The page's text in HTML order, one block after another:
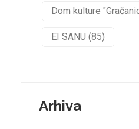
Dom kulture
EI SANU (85)
Arhiva